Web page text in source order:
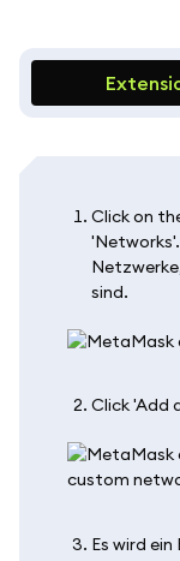
Click on
'Networks'.
sind.
Click 'Add
Es wird